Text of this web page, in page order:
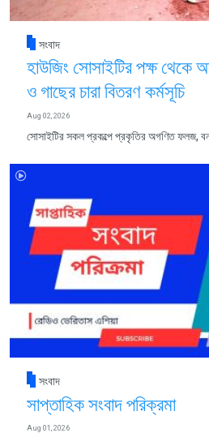
সংবাদ
হাউজিং সোসাইটির পক্ষ থেকে
ও গাছের চারা বিতরণ কর্মসূচি
Aug 02, 2026
সোসাইটির সকল প্রকল্পে প্রকৃতির অগণিত ফলজ,
সংবাদ
সাপ্তাহিক সংবাদ পরিক্রমা
Aug 01, 2026